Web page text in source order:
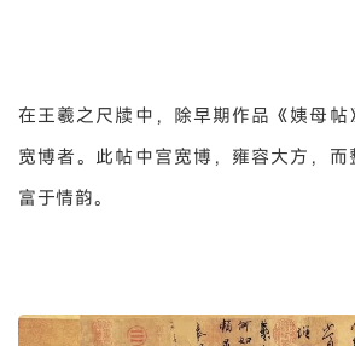
在王羲之尺牍中，除早期作品《姨母帖
宽博者。此帖中宫宽博，雍容大方，而
富于情韵。